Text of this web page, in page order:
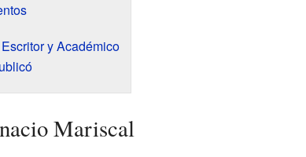
y Académico
Mariscal